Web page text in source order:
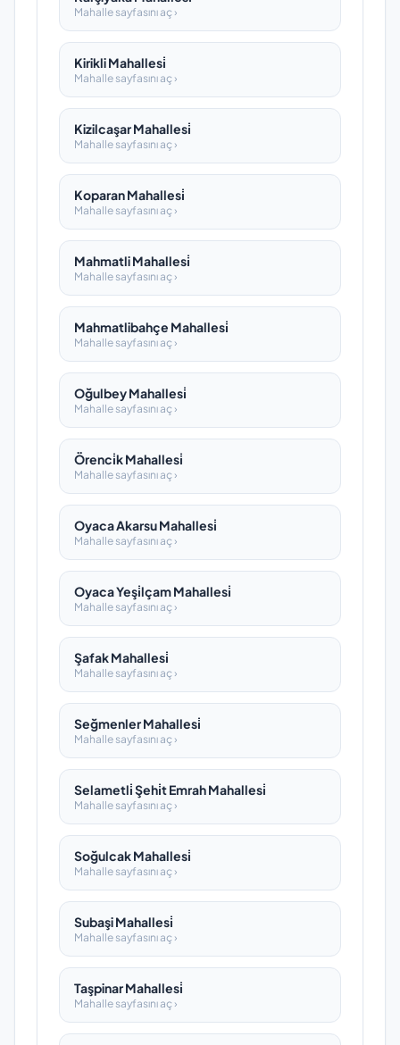
Mahalle sayfasını aç ›
Kirikli Mahallesi̇
Mahalle sayfasını aç ›
Kizilcaşar Mahallesi̇
Mahalle sayfasını aç ›
Koparan Mahallesi̇
Mahalle sayfasını aç ›
Mahmatli Mahallesi̇
Mahalle sayfasını aç ›
Mahmatlibahçe Mahallesi̇
Mahalle sayfasını aç ›
Oğulbey Mahallesi̇
Mahalle sayfasını aç ›
Örenci̇k Mahallesi̇
Mahalle sayfasını aç ›
Oyaca Akarsu Mahallesi̇
Mahalle sayfasını aç ›
Oyaca Yeşi̇lçam Mahallesi̇
Mahalle sayfasını aç ›
Şafak Mahallesi̇
Mahalle sayfasını aç ›
Seğmenler Mahallesi̇
Mahalle sayfasını aç ›
Selametli̇ Şehi̇t Emrah Mahallesi̇
Mahalle sayfasını aç ›
Soğulcak Mahallesi̇
Mahalle sayfasını aç ›
Subaşi Mahallesi̇
Mahalle sayfasını aç ›
Taşpinar Mahallesi̇
Mahalle sayfasını aç ›